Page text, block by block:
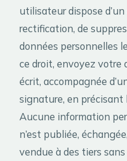
utilisateur dispose d’un
rectification, de
données personnelles
ce droit, envoyez votre
écrit, accompagnée
signature, en précisant
Aucune information
n’est publiée,
vendue à des tiers